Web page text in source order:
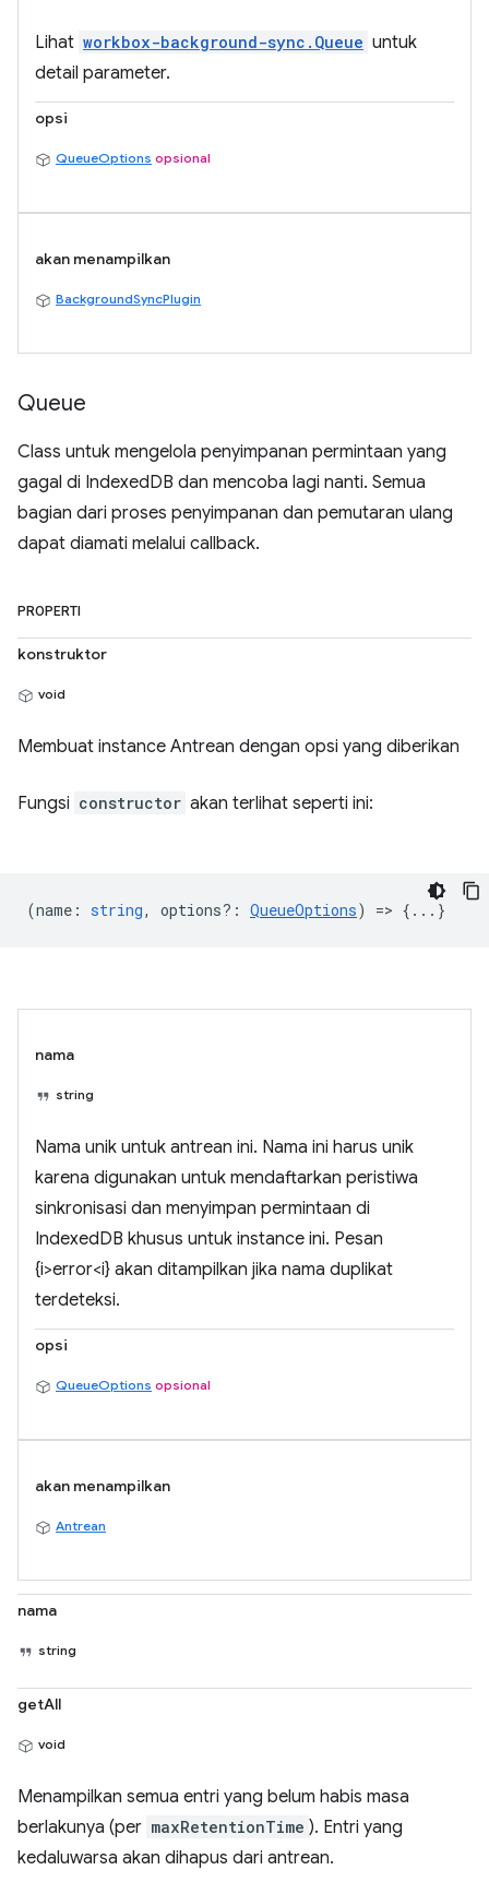
Lihat workbox-background-sync.Queue untuk
detail parameter.
opsi
QueueOptions opsional
akan menampilkan
BackgroundSyncPlugin
Queue
Class untuk mengelola penyimpanan permintaan yang
gagal di IndexedDB dan mencoba lagi nanti. Semua
bagian dari proses penyimpanan dan pemutaran ulang
dapat diamati melalui callback.
PROPERTI
konstruktor
void
Membuat instance Antrean dengan opsi yang diberikan
Fungsi constructor akan terlihat seperti ini:
(name : string, options? : QueueOptions) => {...}
nama
string
Nama unik untuk antrean ini. Nama ini harus unik
karena digunakan untuk mendaftarkan peristiwa
sinkronisasi dan menyimpan permintaan di
IndexedDB khusus untuk instance ini. Pesan
{i>error<i} akan ditampilkan jika nama duplikat
terdeteksi.
opsi
QueueOptions opsional
akan menampilkan
Antrean
nama
string
getAll
void
Menampilkan semua entri yang belum habis masa
berlakunya (per maxRetentionTime ). Entri yang
kedaluwarsa akan dihapus dari antrean.